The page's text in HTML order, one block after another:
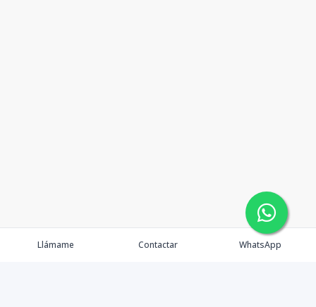
Llámame Contactar WhatsApp